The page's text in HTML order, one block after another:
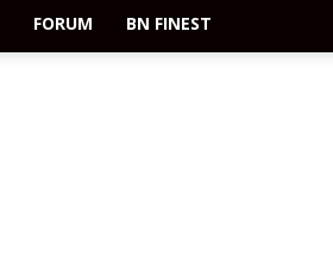
FORUM BN FINEST